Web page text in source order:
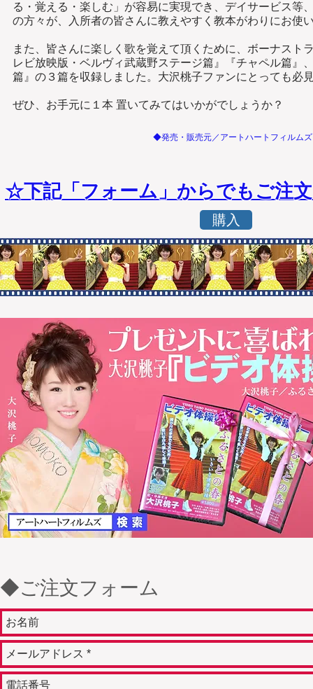
る・覚える ・楽しむ」が容易に実現でき、 デイサービス等
の方々が、入所者の皆さ んに教えやすく教本がわりにお使
また、皆さんに楽しく歌を覚えて頂くために、ボーナスト
レビ放映版・ベルヴィ武蔵野ステージ篇』『チャペル篇』
篇』の３篇を収録しました。 大沢桃子ファンにとっても必
​ぜひ、お手元に１本 置いてみてはいかがでしょうか？
​◆発売・販売元／ アートハートフィルム
◆ご注文フォーム
☆下記「フォーム」からでもご注
購入